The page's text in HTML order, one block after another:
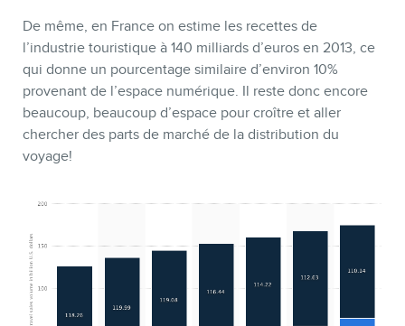
De même, en France on estime les recettes de
l’industrie touristique à 140 milliards d’euros en 2013, ce
qui donne un pourcentage similaire d’environ 10%
provenant de l’espace numérique. Il reste donc encore
beaucoup, beaucoup d’espace pour croître et aller
chercher des parts de marché de la distribution du
voyage!